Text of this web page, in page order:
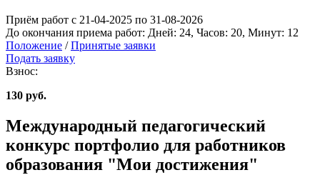
Приём работ с 21-04-2025 по 31-08-2026
До окончания приема работ: Дней: 24, Часов: 20, Минут: 12
Положение / Принятые заявки
Подать заявку
Взнос:
130 руб.
Международный педагогический
конкурс портфолио для работников
образования "Мои достижения"